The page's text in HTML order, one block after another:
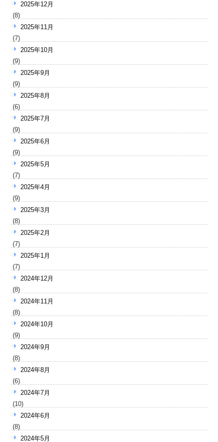
2025年12月
(8)
2025年11月
(7)
2025年10月
(9)
2025年9月
(9)
2025年8月
(6)
2025年7月
(9)
2025年6月
(9)
2025年5月
(7)
2025年4月
(9)
2025年3月
(8)
2025年2月
(7)
2025年1月
(7)
2024年12月
(8)
2024年11月
(8)
2024年10月
(9)
2024年9月
(8)
2024年8月
(6)
2024年7月
(10)
2024年6月
(8)
2024年5月